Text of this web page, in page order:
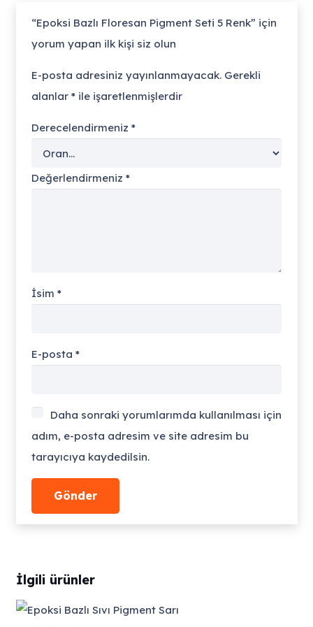
“Epoksi Bazlı Floresan Pigment Seti 5 Renk” için
yorum yapan ilk kişi siz olun
E-posta adresiniz yayınlanmayacak. Gerekli
alanlar * ile işaretlenmişlerdir
Derecelendirmeniz *
Değerlendirmeniz *
İsim *
E-posta *
Daha sonraki yorumlarımda kullanılması için
adım, e-posta adresim ve site adresim bu
tarayıcıya kaydedilsin.
İlgili ürünler